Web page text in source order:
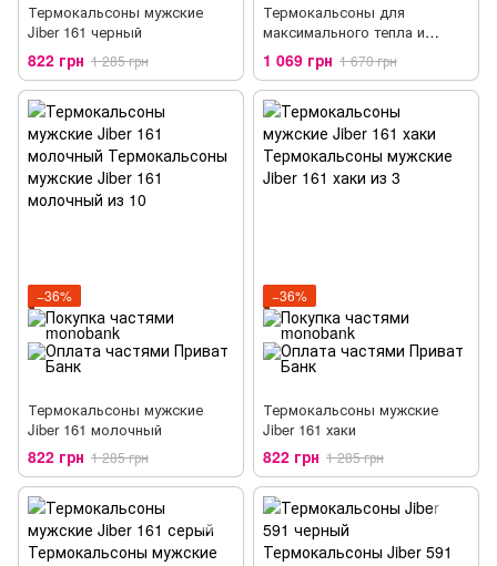
Термокальсоны мужские
Jiber 161 черный
822 грн 1 285 грн
Термокальсоны для
максимального тепла и
комфорта Jiber 174 черный
1 069 грн 1 670 грн
−36%
Термокальсоны мужские
Jiber 161 молочный
822 грн 1 285 грн
−36%
Термокальсоны мужские
Jiber 161 хаки
822 грн 1 285 грн